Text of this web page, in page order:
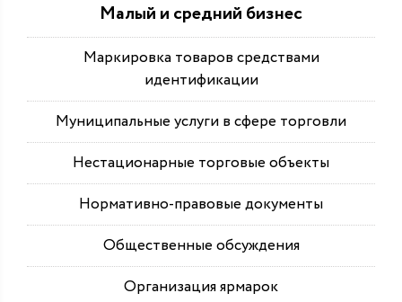
Малый и средний бизнес
Маркировка товаров средствами
идентификации
Муниципальные услуги в сфере торговли
Нестационарные торговые объекты
Нормативно-правовые документы
Общественные обсуждения
Организация ярмарок